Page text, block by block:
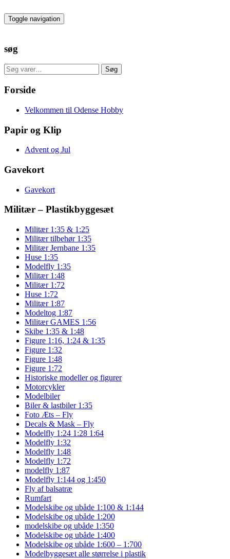
to
the
Toggle navigation
søg
Søg
efter:
Søg
Forside
Velkommen til Odense Hobby
Papir og Klip
Advent og Jul
Gavekort
Gavekort
Militær – Plastikbyggesæt
Militær 1:35 & 1:25
Militær tilbehør 1:35
Militær Jernbane 1:35
Huse 1:35
Modelfly 1:35
Militær 1:48
Militær 1:72
Huse 1:72
Militær 1:87
Modeltog 1:87
Militær GAMES 1:56
Skibe 1:35 & 1:48
Figure 1:16, 1:24 & 1:35
Figure 1:32
Figure 1:48
Figure 1:72
Historiske modeller og figurer
Motorcykler
Modelbiler
Biler & lastbiler 1:35
Foto Æts – Fly
Decals & Mask – Fly
Modelfly 1:24 1:28 1:64
Modelfly 1:32
Modelfly 1:48
Modelfly 1:72
modelfly 1:87
Modelfly 1:144 og 1:450
Fly af balsatræ
Rumfart
Modelskibe og ubåde 1:100 & 1:144
Modelskibe og ubåde 1:200
modelskibe og ubåde 1:350
Modelskibe og ubåde 1:400
Modelskibe og ubåde 1:600 – 1:700
Modelbyggesæt alle størrelse i plastik